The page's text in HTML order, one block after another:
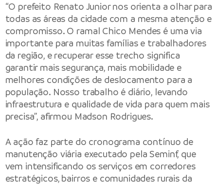
“O prefeito Renato Junior nos orienta a olhar para
todas as áreas da cidade com a mesma atenção e
compromisso. O ramal Chico Mendes é uma via
importante para muitas famílias e trabalhadores
da região, e recuperar esse trecho significa
garantir mais segurança, mais mobilidade e
melhores condições de deslocamento para a
população. Nosso trabalho é diário, levando
infraestrutura e qualidade de vida para quem mais
precisa”, afirmou Madson Rodrigues.
A ação faz parte do cronograma contínuo de
manutenção viária executado pela Seminf, que
vem intensificando os serviços em corredores
estratégicos, bairros e comunidades rurais da